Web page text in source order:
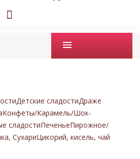
Промо товары
Детские сладостиДраже
Конфеты/Карамель/Шок-
сладостиПеченьеПирожное/
СухариЦикорий, кисель, чай